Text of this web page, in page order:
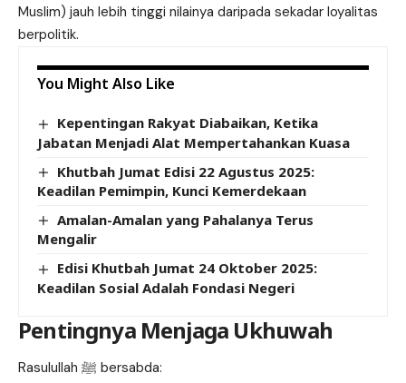
Muslim) jauh lebih tinggi nilainya daripada sekadar loyalitas
berpolitik.
You Might Also Like
Kepentingan Rakyat Diabaikan, Ketika
Jabatan Menjadi Alat Mempertahankan Kuasa
Khutbah Jumat Edisi 22 Agustus 2025:
Keadilan Pemimpin, Kunci Kemerdekaan
Amalan-Amalan yang Pahalanya Terus
Mengalir
Edisi Khutbah Jumat 24 Oktober 2025:
Keadilan Sosial Adalah Fondasi Negeri
Pentingnya Menjaga Ukhuwah
Rasulullah ﷺ bersabda: